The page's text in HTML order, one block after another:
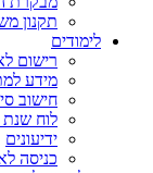
תקנון
לימודים
רישום
מידע
חישוב
לוח שנת
ידיעונים
כניסה